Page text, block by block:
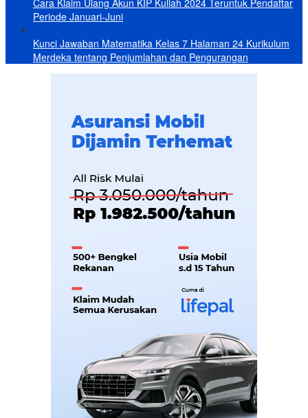
Cara Klaim Ulang Akun KIP Kuliah 2024 Teruntuk Pendaftar
Periode Januari-Juni
Kunci Jawaban Matematika Kelas 7 Halaman 24 Kurikulum
Merdeka tentang Penjumlahan dan Pengurangan